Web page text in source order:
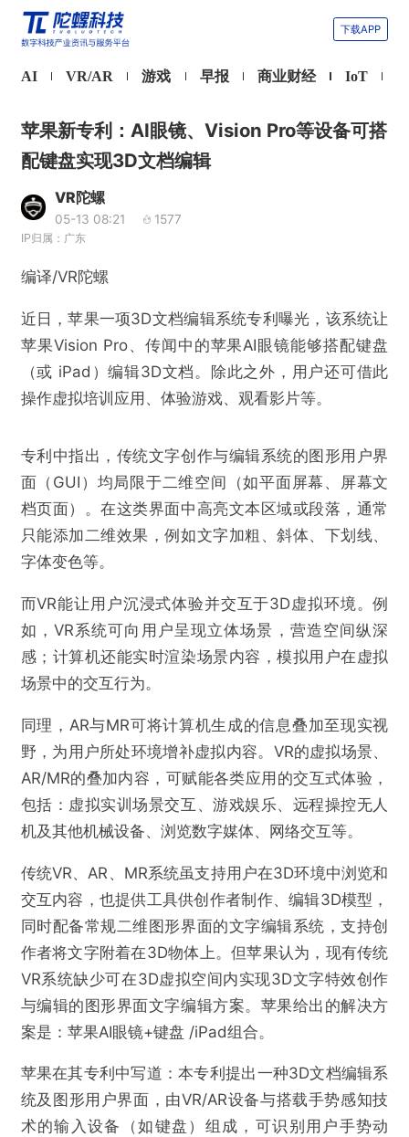
下载APP
AI VR/AR 游戏 早报 商业财经 IoT
苹果新专利：AI眼镜、Vision Pro等设备可搭
配键盘实现3D文档编辑
VR陀螺
05-13 08:21 1577
IP归属：广东
编译/VR陀螺
近日，苹果一项3D文档编辑系统专利曝光，该系统让
苹果Vision Pro、传闻中的苹果AI眼镜能够搭配键盘
（或 iPad）编辑3D文档。除此之外，用户还可借此
操作虚拟培训应用、体验游戏、观看影片等。
专利中指出，传统文字创作与编辑系统的图形用户界
面（GUI）均局限于二维空间（如平面屏幕、屏幕文
档页面）。在这类界面中高亮文本区域或段落，通常
只能添加二维效果，例如文字加粗、斜体、下划线、
字体变色等。
而VR能让用户沉浸式体验并交互于3D虚拟环境。例
如，VR系统可向用户呈现立体场景，营造空间纵深
感；计算机还能实时渲染场景内容，模拟用户在虚拟
场景中的交互行为。
同理，AR与MR可将计算机生成的信息叠加至现实视
野，为用户所处环境增补虚拟内容。VR的虚拟场景、
AR/MR的叠加内容，可赋能各类应用的交互式体验，
包括：虚拟实训场景交互、游戏娱乐、远程操控无人
机及其他机械设备、浏览数字媒体、网络交互等。
传统VR、AR、MR系统虽支持用户在3D环境中浏览和
交互内容，也提供工具供创作者制作、编辑3D模型，
同时配备常规二维图形界面的文字编辑系统，支持创
作者将文字附着在3D物体上。但苹果认为，现有传统
VR系统缺少可在3D虚拟空间内实现3D文字特效创作
与编辑的图形界面文字编辑方案。苹果给出的解决方
案是：苹果AI眼镜+键盘 /iPad组合。
苹果在其专利中写道：本专利提出一种3D文档编辑系
统及图形用户界面，由VR/AR设备与搭载手势感知技
术的输入设备（如键盘）组成，可识别用户手势动